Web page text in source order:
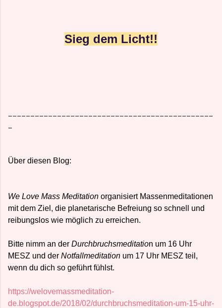
Sieg dem Licht!!
Über diesen Blog:
We Love Mass Meditation organisiert Massenmeditationen
mit dem Ziel, die planetarische Befreiung so schnell und
reibungslos wie möglich zu erreichen.
Bitte nimm an der Durchbruchsmeditation um 16 Uhr
MESZ und der Notfallmeditation um 17 Uhr MESZ teil,
wenn du dich so geführt fühlst.
https://welovemassmeditation-
de.blogspot.de/2018/02/durchbruchsmeditation-um-15-uhr-